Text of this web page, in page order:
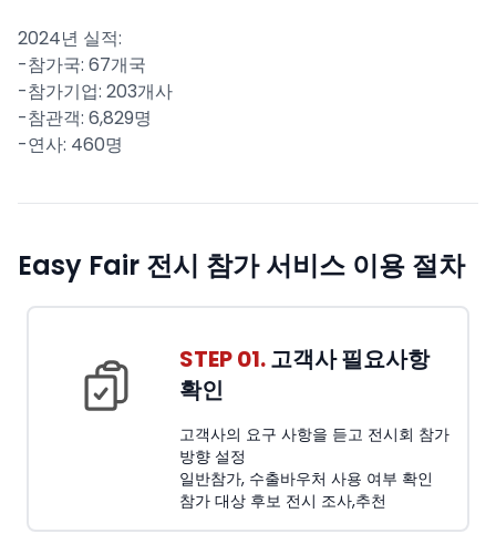
2024년 실적:
-참가국: 67개국
-참가기업: 203개사
-참관객: 6,829명
-연사: 460명
Easy Fair 전시 참가 서비스 이용 절차
STEP 01.고객사 필요사항
확인
고객사의 요구 사항을 듣고 전시회 참가
방향 설정
일반참가, 수출바우처 사용 여부 확인
참가 대상 후보 전시 조사,추천